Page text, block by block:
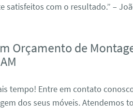
satisfeitos com o resultado.” –
Orçamento de
tempo! Entre em contato
dos seus móveis. Atendemos